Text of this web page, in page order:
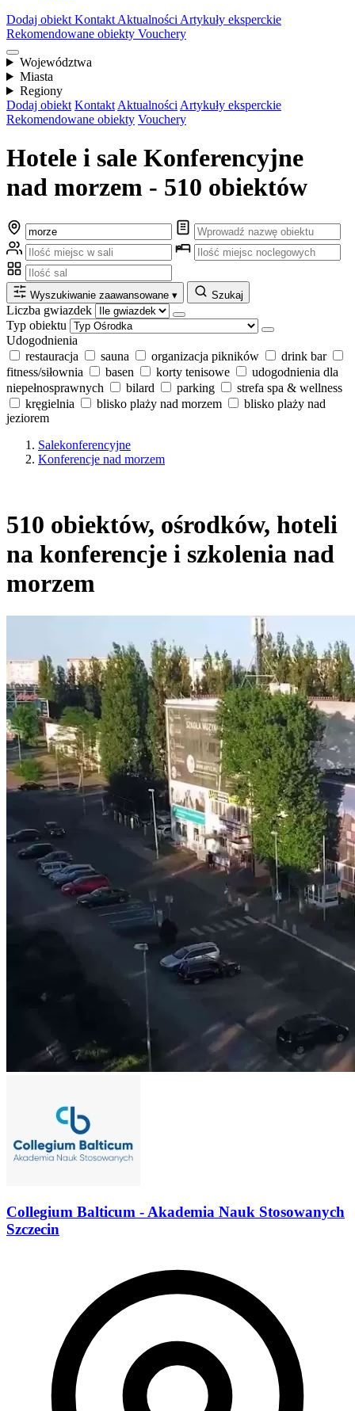
Dodaj obiekt Kontakt Aktualności Artykuły eksperckie
Rekomendowane obiekty Vouchery
Województwa
Miasta
Regiony
Dodaj obiekt Kontakt Aktualności Artykuły eksperckie
Rekomendowane obiekty Vouchery
Hotele i sale Konferencyjne
nad morzem - 510 obiektów
Wyszukiwanie zaawansowane ▾ Szukaj
Liczba gwiazdek
Typ obiektu
Udogodnienia
restauracja
sauna organizacja pikników
drink bar
fitness/siłownia
basen korty tenisowe
udogodnienia dla
niepełnosprawnych
bilard parking
strefa spa & wellness
kręgielnia
blisko plaży nad morzem
blisko plaży nad
jeziorem
Salekonferencyjne
Konferencje nad morzem
510 obiektów, ośrodków, hoteli
na konferencje i szkolenia nad
morzem
Collegium Balticum - Akademia Nauk Stosowanych
Szczecin